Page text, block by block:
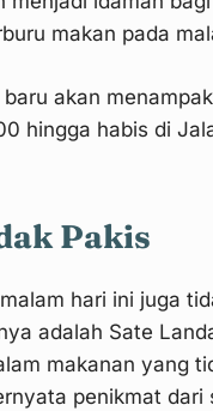
makan pada
akan
hingga habis di
Pakis
hari ini juga
adalah Sate
makanan yang
penikmat dari